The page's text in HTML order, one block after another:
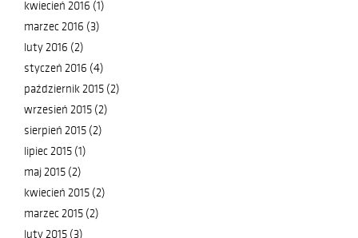
kwiecień 2016 (1)
marzec 2016 (3)
luty 2016 (2)
styczeń 2016 (4)
październik 2015 (2)
wrzesień 2015 (2)
sierpień 2015 (2)
lipiec 2015 (1)
maj 2015 (2)
kwiecień 2015 (2)
marzec 2015 (2)
luty 2015 (3)